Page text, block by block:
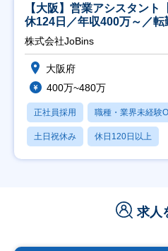
【大阪】営業アシスタン
休124日／年収400万～／転
株式会社JoBins
大阪府
400万~480万
正社員採用 職種・業界未経験
土日祝休み 休日120日以上
求人